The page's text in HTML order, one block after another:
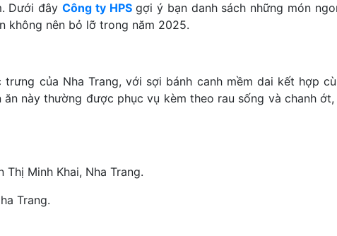
Dưới đây Công ty HPSgợi ý bạn danh sách những món
không nên bỏ lỡ trong năm 2025.
trưng của Nha Trang, với sợi bánh canh mềm dai kết hợp
này thường được phục vụ kèm theo rau sống và chanh
Thị Minh Khai, Nha Trang.
Trang.